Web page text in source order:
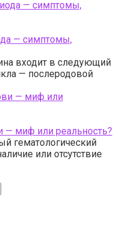
— симптомы,
входит в следующий
— послеродовой
— миф или реальность?
гематологический
или отсутствие